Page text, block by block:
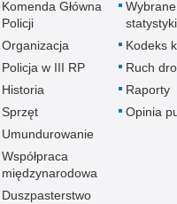
Komenda Główna
Policji
Organizacja
Policja w III RP
Historia
Sprzęt
Umundurowanie
Współpraca
międzynarodowa
Duszpasterstwo
Wybrane
statystyki
Kodeks
Ruch
Raporty
Opinia